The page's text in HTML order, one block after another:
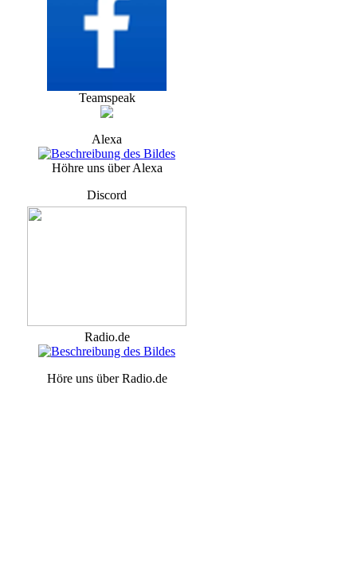
Teamspeak
Alexa
Höhre uns über Alexa
Discord
Radio.de
Höre uns über Radio.de